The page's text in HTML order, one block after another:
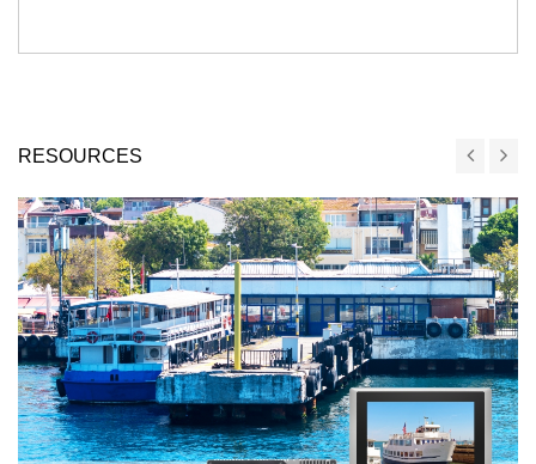
RESOURCES